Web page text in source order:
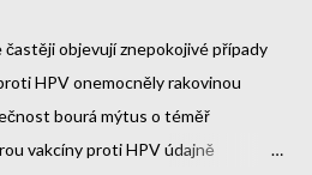
objevují znepokojivé případy
HPV onemocněly rakovinou
bourá mýtus o téměř
vakcíny proti HPV údajně